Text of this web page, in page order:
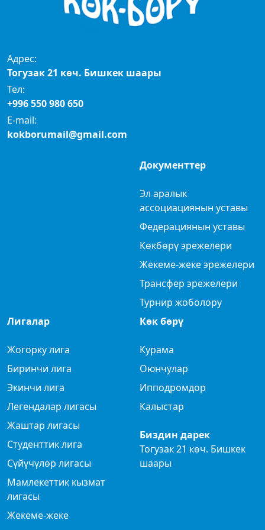
Адрес:
Тогузак 21 көч. Бишкек шаары
Тел:
+996 550 980 650
E-mail:
kokborumail@gmail.com
Документтер
Эл аралык
ассоциациянын уставы
Федерациянын уставы
Көкбөрү эрежелери
Жекеме-жеке эрежелери
Трансфер эрежелери
Турнир жоболору
Лигалар
Жогорку лига
Биринчи лига
Экинчи лига
Легендалар лигасы
Жаштар лигасы
Студенттик лига
Сүйүчүлөр лигасы
Мамлекеттик кызмат
лигасы
Жекеме-жеке
Көк бөрү
Курама
Оюнчулар
Ипподромдор
Калыстар
Биздин дарек
Тогузак 21 көч. Бишкек
шаары